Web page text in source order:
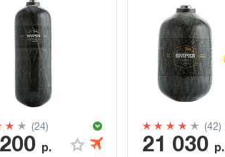
(24)
р.
(42)
21 030 р.